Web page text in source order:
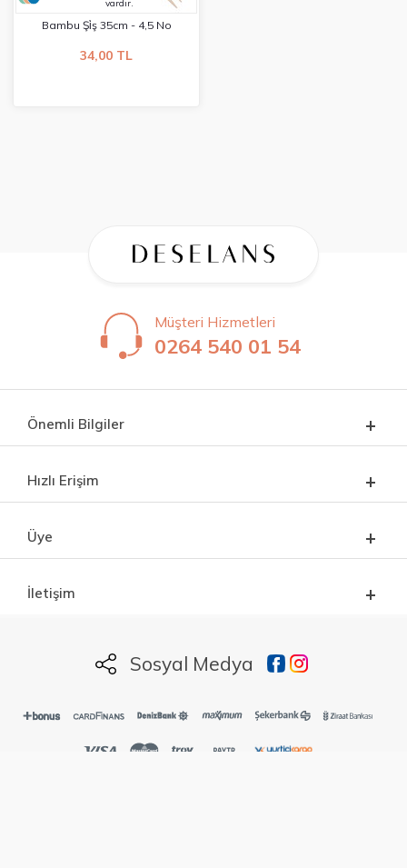
vardır.
Bambu Şi̇ş 35cm - 4,5 No
34,00 TL
Müşteri Hizmetleri
0264 540 01 54
Önemli Bilgiler
Hızlı Erişim
Üye
İletişim
Sosyal Medya